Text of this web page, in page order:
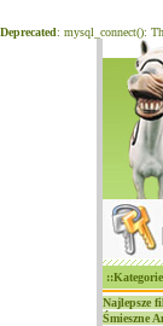
Deprecated: mysql_connect():
::Kategorie
Najlepsze
Śmieszne